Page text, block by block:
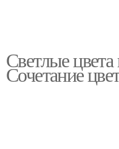
Светлые цвета
Сочетание